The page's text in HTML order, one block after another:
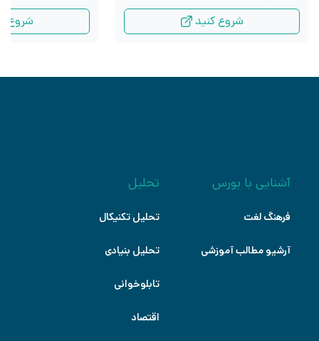
شروع کنید شروع
آشنایی با بورس
فرهنگ لغت
آرشیو مطالب آموزشی
تحلیل
تحلیل تکنیکال
تحلیل بنیادی
تابلوخوانی
اقتصاد